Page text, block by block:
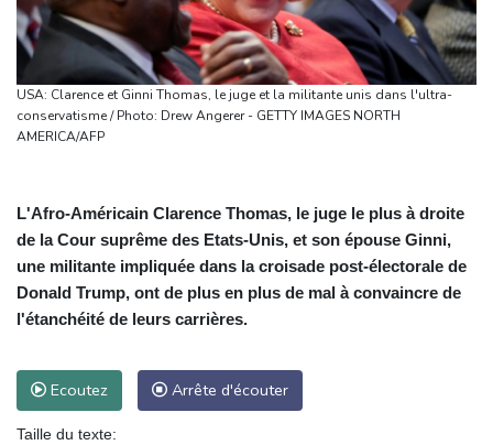
USA: Clarence et Ginni Thomas, le juge et la militante unis dans l'ultra-
conservatisme / Photo: Drew Angerer - GETTY IMAGES NORTH
AMERICA/AFP
L'Afro-Américain Clarence Thomas, le juge le plus à droite
de la Cour suprême des Etats-Unis, et son épouse Ginni,
une militante impliquée dans la croisade post-électorale de
Donald Trump, ont de plus en plus de mal à convaincre de
l'étanchéité de leurs carrières.
Ecoutez Arrête d'écouter
Taille du texte: